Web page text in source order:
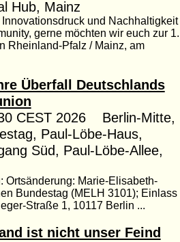
Hub, Mainz
und Nachhaltigkeit
gerne möchten wir euch zur 1.
Rheinland-Pfalz / Mainz, am
Überfall Deutschlands
CEST 2026 Berlin-Mitte,
Paul-Löbe-Haus,
Süd, Paul-Löbe-Allee,
Ortsänderung: Marie-Elisabeth-
Bundestag (MELH 3101); Einlass
Straße 1, 10117 Berlin ...
ist nicht unser Feind